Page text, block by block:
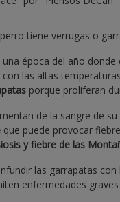
época del año
las altas
porque proliferan
de la sangre de
que puede provocar
y fiebre de las
las garrapatas
enfermedades